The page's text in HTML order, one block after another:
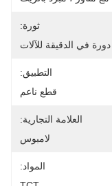
ثورة:
التطبيق:
قطع ناعم
العلامة التجارية:
لامبوس
المواد: